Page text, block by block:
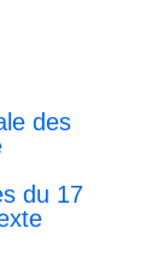
des
du 17